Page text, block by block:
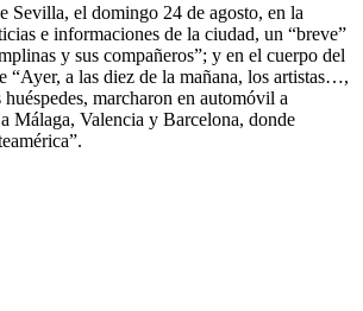
Sevilla, el domingo 24 de agosto, en la
e informaciones de la ciudad, un “breve”
y sus compañeros”; y en el cuerpo del
“Ayer, a las diez de la mañana, los artistas…,
marcharon en automóvil a
Málaga, Valencia y Barcelona, donde